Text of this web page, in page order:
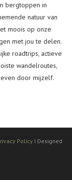
bergtoppen in
natuur van
moois op onze
met jou te delen.
roadtrips, actieve
wandelroutes,
door mijzelf.
Policy I Designed